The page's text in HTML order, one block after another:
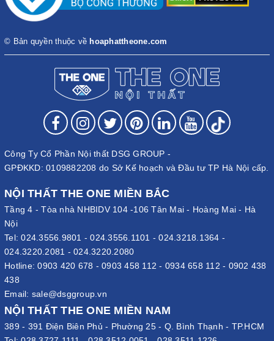
© Bản quyền thuộc về hoaphattheone.com
Công Ty Cổ Phần Nội thất DSG GROUP -
GPĐKKD: 0109882208 do Sở Kế hoạch và Đầu tư TP Hà Nội cấp.
NỘI THẤT THE ONE MIỀN BẮC
Tầng 4 - Tòa nhà NHBIDV 104 -106 Tân Mai - Hoàng Mai - Hà
Nội
Tel:024.3556.9801 -024.3556.1101 -024.3218.1364 -
024.3220.2081 - 024.3220.2080
Hotline:0903 420 678 - 0903 458 112 - 0934 658 112 - 0902 438
438
Email: sale@dsggroup.vn
NỘI THẤT THE ONE MIỀN NAM
389 - 391 Điện Biên Phủ - Phường 25 - Q. Bình Thạnh - TP.HCM